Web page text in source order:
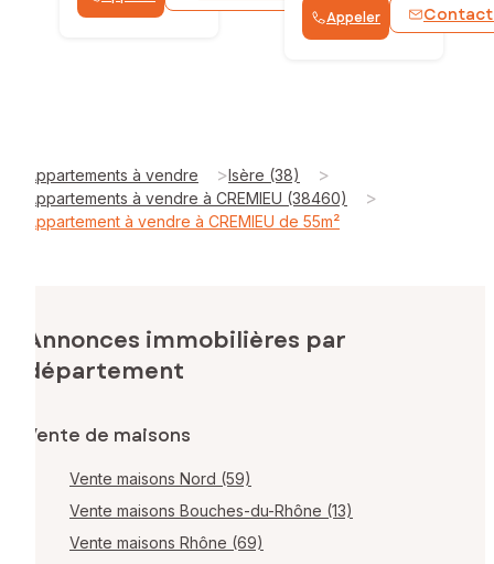
Appeler
Appartements à vendre >Isère (38) >
Appartements à vendre à CREMIEU (38460) >
Appartement à vendre à CREMIEU de 55m²
Annonces immobilières par
département
Vente de maisons
Vente maisons Nord (59)
Vente maisons Bouches-du-Rhône (13)
Vente maisons Rhône (69)